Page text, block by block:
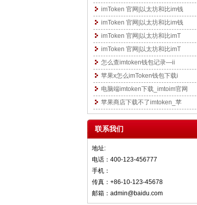
imToken 官网|以太坊和比im钱
imToken 官网|以太坊和比im钱
imToken 官网|以太坊和比imT
imToken 官网|以太坊和比imT
怎么查imtoken钱包记录—ii
苹果x怎么imToken钱包下载i
电脑端imtoken下载_imtoim官网
苹果商店下载不了imtoken_苹
联系我们
地址:
电话：400-123-456777
手机：
传真：+86-10-123-45678
邮箱：admin@baidu.com